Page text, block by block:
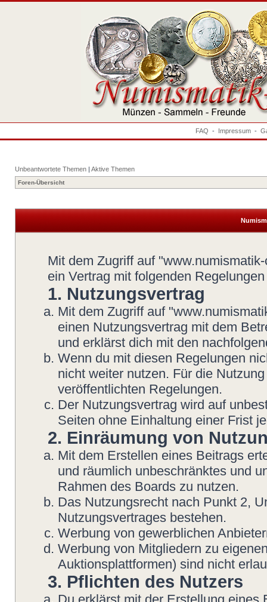
FAQ - Impressum -
Unbeantwortete Themen | Aktive Themen
Foren-Übersicht
Mit dem Zugriff auf
ein Vertrag mit folgenden
1. Nutzungsvertrag
Mit dem Zugriff auf
einen Nutzungsvertrag mit dem
und erklärst dich mit den
Wenn du mit diesen Regelungen
nicht weiter nutzen. Für die
veröffentlichten Regelungen.
Der Nutzungsvertrag wird auf
Seiten ohne Einhaltung einer Frist
2. Einräumung von
Mit dem Erstellen eines Beitrags
und räumlich unbeschränktes und
Rahmen des Boards zu nutzen.
Das Nutzungsrecht nach Punkt 2,
Nutzungsvertrages bestehen.
Werbung von gewerblichen
Werbung von Mitgliedern zu
Auktionsplattformen) sind nicht
3. Pflichten des Nutzers